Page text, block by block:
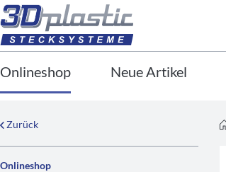
Onlineshop Neue Artikel
Zurück
Onlineshop